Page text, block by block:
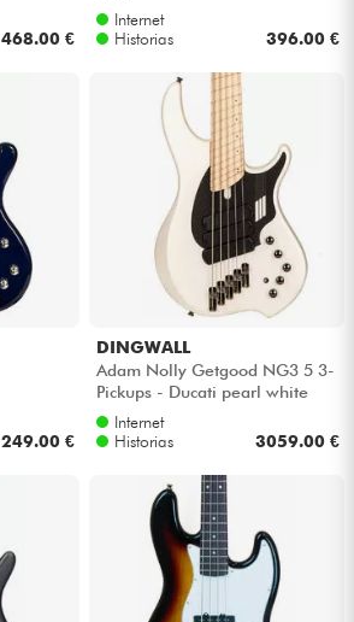
468.00 €
Internet
Historias
396.00 €
249.00 €
DINGWALL
Adam Nolly Getgood NG3 5 3-
Pickups - Ducati pearl white
Internet
Historias
3059.00 €